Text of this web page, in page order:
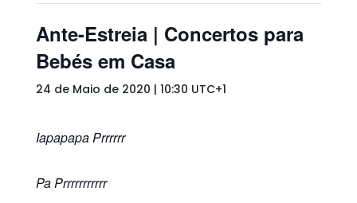
Ante-Estreia | Concertos para
Bebés em Casa
24 de Maio de 2020 | 10:30 UTC+1
Iapapapa Prrrrrr
Pa Prrrrrrrrrrr